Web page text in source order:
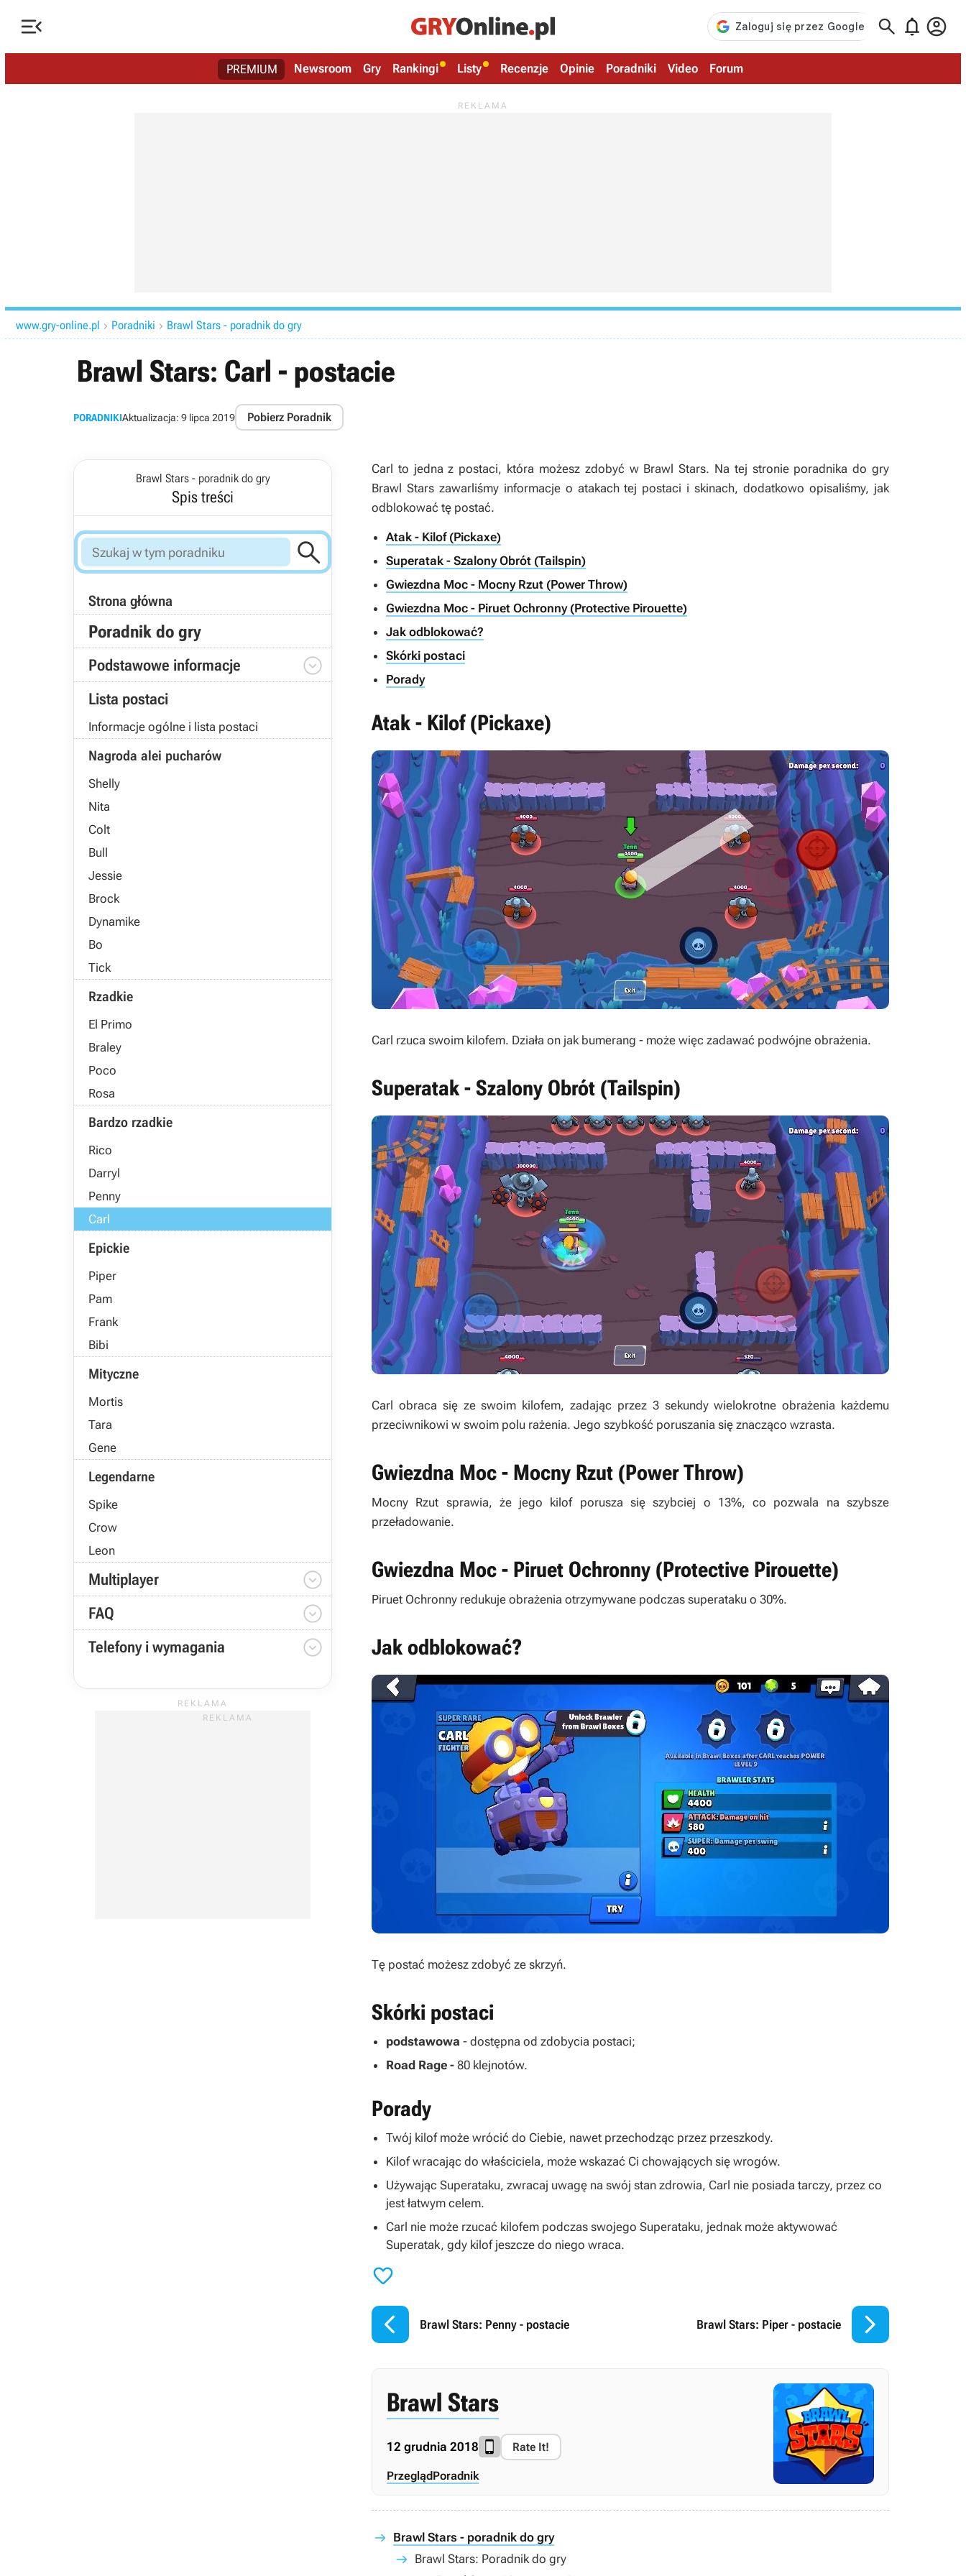
   
PREMIUM Newsroom Gry Rankingi Listy Recenzje Opinie Poradniki Video Forum
www.gry-online.pl  Poradniki  Brawl Stars - poradnik do gry
Brawl Stars: Carl - postacie
PORADNIKIAktualizacja: 9 lipca 2019 Pobierz Poradnik
Brawl Stars - poradnik do gry
Spis treści

Strona główna
Poradnik do gry
Podstawowe informacje 
Lista postaci
Informacje ogólne i lista postaci
Nagroda alei pucharów
Shelly
Nita
Colt
Bull
Jessie
Brock
Dynamike
Bo
Tick
Rzadkie
El Primo
Braley
Poco
Rosa
Bardzo rzadkie
Rico
Darryl
Penny
Carl
Epickie
Piper
Pam
Frank
Bibi
Mityczne
Mortis
Tara
Gene
Legendarne
Spike
Crow
Leon
Multiplayer 
FAQ 
Telefony i wymagania 
Carl to jedna z postaci, która możesz zdobyć w Brawl Stars. Na tej stronie poradnika do gry
Brawl Stars zawarliśmy informacje o atakach tej postaci i skinach, dodatkowo opisaliśmy, jak
odblokować tę postać.
Atak - Kilof (Pickaxe)
Superatak - Szalony Obrót (Tailspin)
Gwiezdna Moc - Mocny Rzut (Power Throw)
Gwiezdna Moc - Piruet Ochronny (Protective Pirouette)
Jak odblokować?
Skórki postaci
Porady
Atak - Kilof (Pickaxe)
Carl rzuca swoim kilofem. Działa on jak bumerang - może więc zadawać podwójne obrażenia.
Superatak - Szalony Obrót (Tailspin)
Carl obraca się ze swoim kilofem, zadając przez 3 sekundy wielokrotne obrażenia każdemu
przeciwnikowi w swoim polu rażenia. Jego szybkość poruszania się znacząco wzrasta.
Gwiezdna Moc - Mocny Rzut (Power Throw)
Mocny Rzut sprawia, że jego kilof porusza się szybciej o 13%, co pozwala na szybsze
przeładowanie.
Gwiezdna Moc - Piruet Ochronny (Protective Pirouette)
Piruet Ochronny redukuje obrażenia otrzymywane podczas superataku o 30%.
Jak odblokować?
Tę postać możesz zdobyć ze skrzyń.
Skórki postaci
podstawowa - dostępna od zdobycia postaci;
Road Rage - 80 klejnotów.
Porady
Twój kilof może wrócić do Ciebie, nawet przechodząc przez przeszkody.
Kilof wracając do właściciela, może wskazać Ci chowających się wrogów.
Używając Superataku, zwracaj uwagę na swój stan zdrowia, Carl nie posiada tarczy, przez co
jest łatwym celem.
Carl nie może rzucać kilofem podczas swojego Superataku, jednak może aktywować
Superatak, gdy kilof jeszcze do niego wraca.

 Brawl Stars: Penny - postacie Brawl Stars: Piper - postacie 
Brawl Stars
12 grudnia 2018 Rate It!
PrzeglądPoradnik
Brawl Stars - poradnik do gry
Brawl Stars: Poradnik do gry